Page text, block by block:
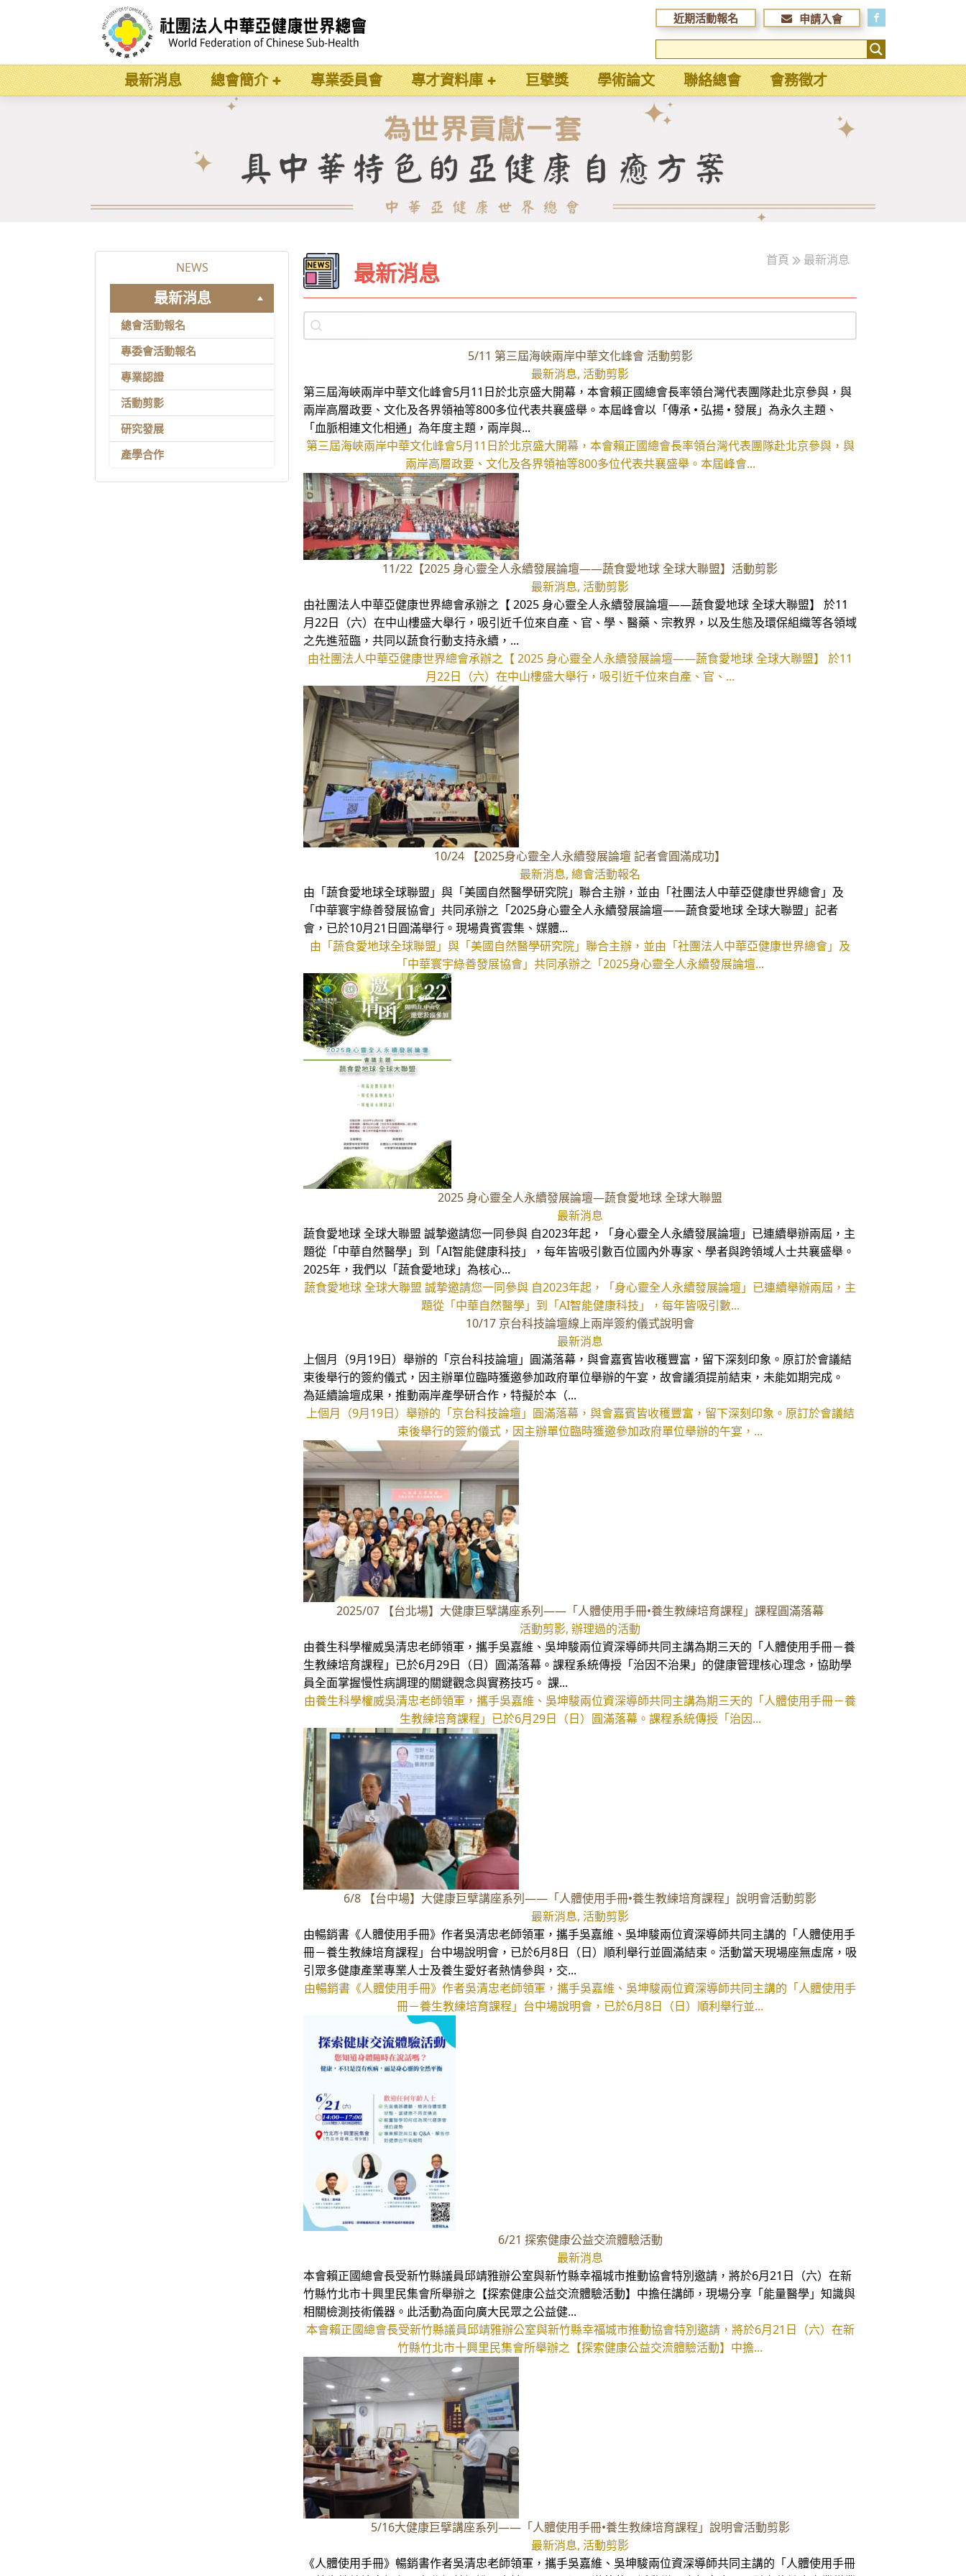
近期活動報名 申請入會
最新消息 總會簡介 專業委員會 專才資料庫 巨擘獎 學術論文 聯絡總會 會務徵才
NEWS
最新消息
總會活動報名
專委會活動報名
專業認證
活動剪影
研究發展
產學合作
最新消息 首頁 最新消息
post_search
5/11 第三屆海峽兩岸中華文化峰會 活動剪影
最新消息, 活動剪影
第三屆海峽兩岸中華文化峰會5月11日於北京盛大開幕，本會賴正國總會長率領台灣代表團隊赴北京參與，與
兩岸高層政要、文化及各界領袖等800多位代表共襄盛舉。本屆峰會以「傳承 • 弘揚 • 發展」為永久主題、
「血脈相連文化相通」為年度主題，兩岸與...
第三屆海峽兩岸中華文化峰會5月11日於北京盛大開幕，本會賴正國總會長率領台灣代表團隊赴北京參與，與
兩岸高層政要、文化及各界領袖等800多位代表共襄盛舉。本屆峰會...
11/22【2025 身心靈全人永續發展論壇——蔬食愛地球 全球大聯盟】活動剪影
最新消息, 活動剪影
由社團法人中華亞健康世界總會承辦之【 2025 身心靈全人永續發展論壇——蔬食愛地球 全球大聯盟】 於11
月22日（六）在中山樓盛大舉行，吸引近千位來自產、官、學、醫藥、宗教界，以及生態及環保組織等各領域
之先進蒞臨，共同以蔬食行動支持永續，...
由社團法人中華亞健康世界總會承辦之【 2025 身心靈全人永續發展論壇——蔬食愛地球 全球大聯盟】 於11
月22日（六）在中山樓盛大舉行，吸引近千位來自產、官、...
10/24 【2025身心靈全人永續發展論壇 記者會圓滿成功】
最新消息, 總會活動報名
由「蔬食愛地球全球聯盟」與「美國自然醫學研究院」聯合主辦，並由「社團法人中華亞健康世界總會」及
「中華寰宇綠善發展協會」共同承辦之「2025身心靈全人永續發展論壇——蔬食愛地球 全球大聯盟」記者
會，已於10月21日圓滿舉行。現場貴賓雲集、媒體...
由「蔬食愛地球全球聯盟」與「美國自然醫學研究院」聯合主辦，並由「社團法人中華亞健康世界總會」及
「中華寰宇綠善發展協會」共同承辦之「2025身心靈全人永續發展論壇...
2025 身心靈全人永續發展論壇—蔬食愛地球 全球大聯盟
最新消息
蔬食愛地球 全球大聯盟 誠摯邀請您一同參與 自2023年起，「身心靈全人永續發展論壇」已連續舉辦兩屆，主
題從「中華自然醫學」到「AI智能健康科技」，每年皆吸引數百位國內外專家、學者與跨領域人士共襄盛舉。
2025年，我們以「蔬食愛地球」為核心...
蔬食愛地球 全球大聯盟 誠摯邀請您一同參與 自2023年起，「身心靈全人永續發展論壇」已連續舉辦兩屆，主
題從「中華自然醫學」到「AI智能健康科技」，每年皆吸引數...
10/17 京台科技論壇線上兩岸簽約儀式說明會
最新消息
上個月（9月19日）舉辦的「京台科技論壇」圓滿落幕，與會嘉賓皆收穫豐富，留下深刻印象。原訂於會議結
束後舉行的簽約儀式，因主辦單位臨時獲邀參加政府單位舉辦的午宴，故會議須提前結束，未能如期完成。
為延續論壇成果，推動兩岸產學研合作，特擬於本（...
上個月（9月19日）舉辦的「京台科技論壇」圓滿落幕，與會嘉賓皆收穫豐富，留下深刻印象。原訂於會議結
束後舉行的簽約儀式，因主辦單位臨時獲邀參加政府單位舉辦的午宴，...
2025/07 【台北場】大健康巨擘講座系列——「人體使用手冊•養生教練培育課程」課程圓滿落幕
活動剪影, 辦理過的活動
由養生科學權威吳清忠老師領軍，攜手吳嘉維、吳坤駿兩位資深導師共同主講為期三天的「人體使用手冊－養
生教練培育課程」已於6月29日（日）圓滿落幕。課程系統傳授「治因不治果」的健康管理核心理念，協助學
員全面掌握慢性病調理的關鍵觀念與實務技巧。 課...
由養生科學權威吳清忠老師領軍，攜手吳嘉維、吳坤駿兩位資深導師共同主講為期三天的「人體使用手冊－養
生教練培育課程」已於6月29日（日）圓滿落幕。課程系統傳授「治因...
6/8 【台中場】大健康巨擘講座系列——「人體使用手冊•養生教練培育課程」說明會活動剪影
最新消息, 活動剪影
由暢銷書《人體使用手冊》作者吳清忠老師領軍，攜手吳嘉維、吳坤駿兩位資深導師共同主講的「人體使用手
冊－養生教練培育課程」台中場說明會，已於6月8日（日）順利舉行並圓滿結束。活動當天現場座無虛席，吸
引眾多健康產業專業人士及養生愛好者熱情參與，交...
由暢銷書《人體使用手冊》作者吳清忠老師領軍，攜手吳嘉維、吳坤駿兩位資深導師共同主講的「人體使用手
冊－養生教練培育課程」台中場說明會，已於6月8日（日）順利舉行並...
6/21 探索健康公益交流體驗活動
最新消息
本會賴正國總會長受新竹縣議員邱靖雅辦公室與新竹縣幸福城市推動協會特別邀請，將於6月21日（六）在新
竹縣竹北市十興里民集會所舉辦之【探索健康公益交流體驗活動】中擔任講師，現場分享「能量醫學」知識與
相關檢測技術儀器。此活動為面向廣大民眾之公益健...
本會賴正國總會長受新竹縣議員邱靖雅辦公室與新竹縣幸福城市推動協會特別邀請，將於6月21日（六）在新
竹縣竹北市十興里民集會所舉辦之【探索健康公益交流體驗活動】中擔...
5/16大健康巨擘講座系列——「人體使用手冊•養生教練培育課程」說明會活動剪影
最新消息, 活動剪影
《人體使用手冊》暢銷書作者吳清忠老師領軍，攜手吳嘉維、吳坤駿兩位資深導師共同主講的「人體使用手冊